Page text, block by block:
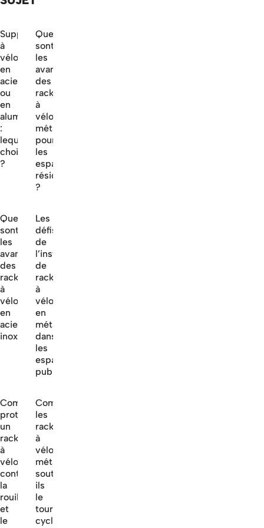
Supports
à
vélos
en
acier
ou
en
aluminium
:
lequel
choisir
?
Quels
sont
les
avantages
des
racks
à
vélo
métalliques
pour
les
espaces
résidentiels
?
Quels
sont
les
avantages
des
racks
à
vélo
en
acier
inoxydable?
Les
défis
de
l’installation
de
racks
à
vélo
en
métal
dans
les
espaces
publics
Comment
protéger
un
rack
à
vélo
contre
la
rouille
et
le
Comment
les
racks
à
vélo
métalliques
soutiennent-
ils
le
tourisme
cycliste?